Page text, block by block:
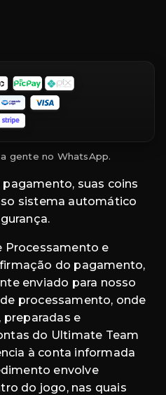
gente no WhatsApp.
suas coins
sistema automático
Processamento e
do pagamento,
enviado para nosso
processamento, onde
preparadas e
do Ultimate Team
à conta informada
envolve
do jogo, nas quais